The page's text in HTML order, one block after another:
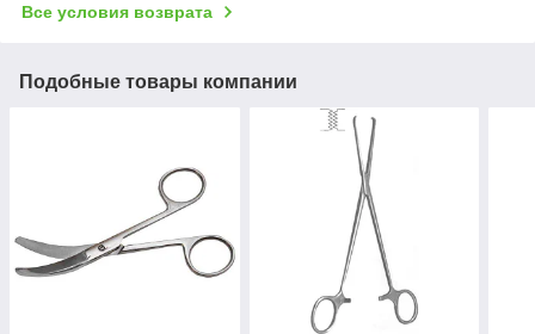
Все условия возврата
Подобные товары компании